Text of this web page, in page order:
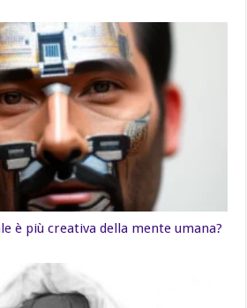
è più creativa della mente umana?